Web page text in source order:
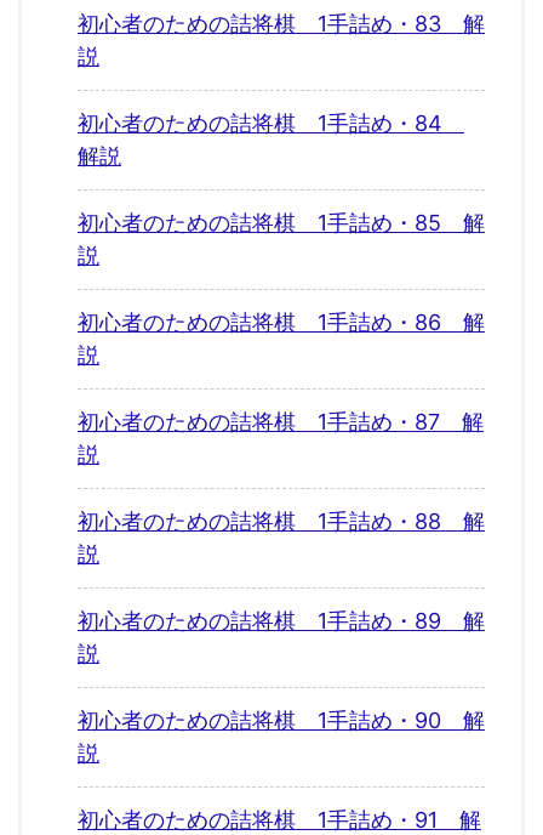
初心者のための詰将棋 1手詰め・83 解
説
初心者のための詰将棋 1手詰め・84
解説
初心者のための詰将棋 1手詰め・85 解
説
初心者のための詰将棋 1手詰め・86 解
説
初心者のための詰将棋 1手詰め・87 解
説
初心者のための詰将棋 1手詰め・88 解
説
初心者のための詰将棋 1手詰め・89 解
説
初心者のための詰将棋 1手詰め・90 解
説
初心者のための詰将棋 1手詰め・91 解